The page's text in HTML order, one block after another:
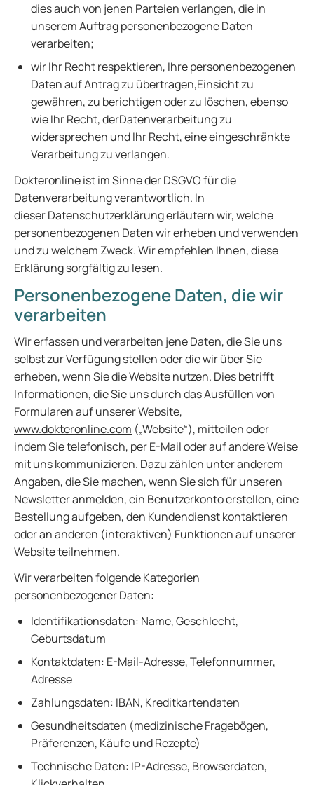
dies auch von jenen Parteien verlangen, die in
unserem Auftrag personenbezogene Daten
verarbeiten;
wir Ihr Recht respektieren, Ihre personenbezogenen
Daten auf Antrag zu übertragen,Einsicht zu
gewähren, zu berichtigen oder zu löschen, ebenso
wie Ihr Recht, derDatenverarbeitung zu
widersprechen und Ihr Recht, eine eingeschränkte
Verarbeitung zu verlangen.
Dokteronline ist im Sinne der DSGVO für die
Datenverarbeitung verantwortlich. In
dieser Datenschutzerklärung erläutern wir, welche
personenbezogenen Daten wir erheben und verwenden
und zu welchem Zweck. Wir empfehlen Ihnen, diese
Erklärung sorgfältig zu lesen.
Personenbezogene Daten, die wir
verarbeiten
Wir erfassen und verarbeiten jene Daten, die Sie uns
selbst zur Verfügung stellen oder die wir über Sie
erheben, wenn Sie die Website nutzen. Dies betrifft
Informationen, die Sie uns durch das Ausfüllen von
Formularen auf unserer Website,
www.dokteronline.com („Website“), mitteilen oder
indem Sie telefonisch, per E-Mail oder auf andere Weise
mit uns kommunizieren. Dazu zählen unter anderem
Angaben, die Sie machen, wenn Sie sich für unseren
Newsletter anmelden, ein Benutzerkonto erstellen, eine
Bestellung aufgeben, den Kundendienst kontaktieren
oder an anderen (interaktiven) Funktionen auf unserer
Website teilnehmen.
Wir verarbeiten folgende Kategorien
personenbezogener Daten:
Identifikationsdaten: Name, Geschlecht,
Geburtsdatum
Kontaktdaten: E-Mail-Adresse, Telefonnummer,
Adresse
Zahlungsdaten: IBAN, Kreditkartendaten
Gesundheitsdaten (medizinische Fragebögen,
Präferenzen, Käufe und Rezepte)
Technische Daten: IP-Adresse, Browserdaten,